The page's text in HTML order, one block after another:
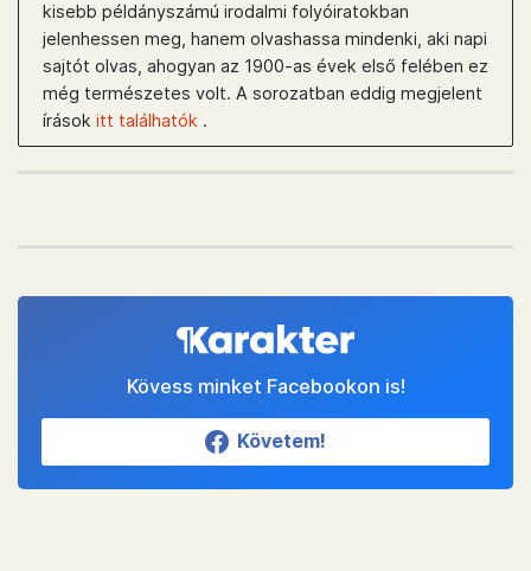
kisebb példányszámú irodalmi folyóiratokban
jelenhessen meg, hanem olvashassa mindenki, aki napi
sajtót olvas, ahogyan az 1900-as évek első felében ez
még természetes volt. A sorozatban eddig megjelent
írások itt találhatók .
Kövess minket Facebookon is!
Követem!